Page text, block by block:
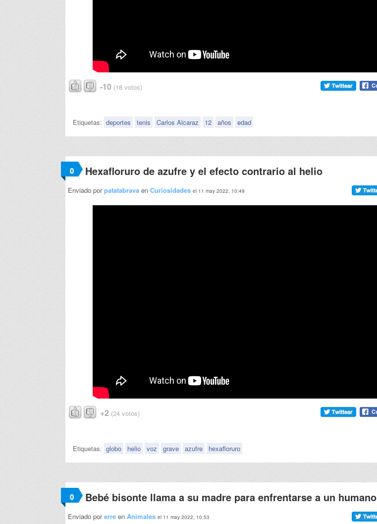
-10 (18 votos)
Etiquetas: deportes tenis Carlos Alcaraz 12 años edad
0 Hexafloruro de azufre y el efecto contrario al helio
Enviado porpatatabrava en Curiosidades el 11 may 2022, 10:49
+2 (24 votos)
Etiquetas: globo helio voz grave azufre hexafloruro
0 Bebé bisonte llama a su madre para enfrentarse a un humano
Enviado porerre en Animales el 11 may 2022, 10:53